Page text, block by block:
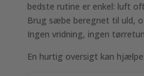
bedste rutine er enkel: luft
Brug sæbe beregnet til uld,
Ingen vridning, ingen
En hurtig oversigt kan hjælpe: